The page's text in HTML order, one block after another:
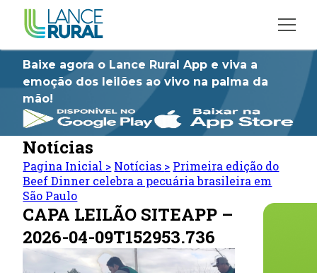
Baixe agora o Lance Rural App e viva a
emoção dos leilões ao vivo na palma da
mão!
Notícias
Pagina Inicial > Notícias > Primeira edição do
Beef Dinner celebra a pecuária brasileira em
São Paulo
CAPA LEILÃO SITEAPP –
2026-04-09T152953.736